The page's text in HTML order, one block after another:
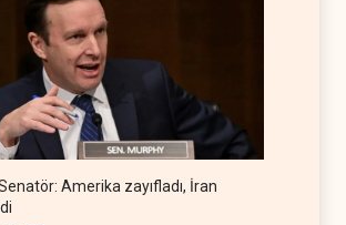
Amerika zayıfladı, İran